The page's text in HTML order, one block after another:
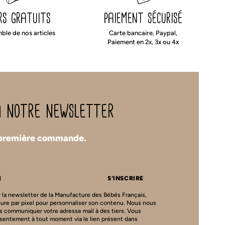
gratuits
de nos articles
paiement sécurisé
Carte bancaire, Paypal,
Paiement en 2x, 3x ou 4x
notre newsletter
commande.
S'INSCRIRE
newsletter de la Manufacture des Bébés Français,
par pixel pour personnaliser son contenu. Nous nous
communiquer votre adresse mail à des tiers. Vous
à tout moment via le lien présent dans